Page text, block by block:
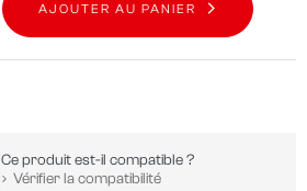
AJOUTER AU PANIER
Ce produit est-il compatible ?
Vérifier la compatibilité